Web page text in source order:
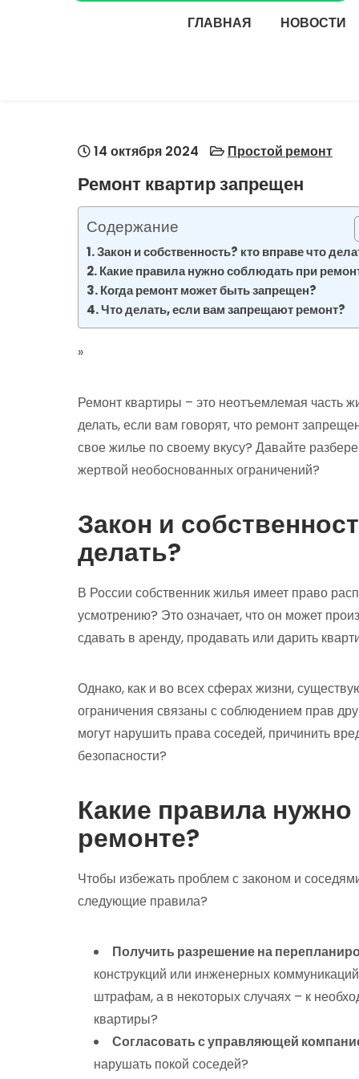
ГЛАВНАЯ НОВОСТИ
14 октября 2024 Простой ремонт
Ремонт квартир запрещен
Содержание
Закон и собственность? кто вправе что
Какие правила нужно соблюдать при
Когда ремонт может быть запрещен?
Что делать, если вам запрещают ремонт?
»
Ремонт квартиры – это неотъемлемая часть
делать, если вам говорят, что ремонт
свое жилье по своему вкусу? Давайте
жертвой необоснованных ограничений?
Закон и
делать?
В России собственник жилья имеет право
усмотрению? Это означает, что он может
сдавать в аренду, продавать или дарить
Однако, как и во всех сферах жизни,
ограничения связаны с соблюдением прав
могут нарушить права соседей, причинить
безопасности?
Какие правила
ремонте?
Чтобы избежать проблем с законом и
следующие правила?
Получить разрешение на
конструкций или инженерных
штрафам, а в некоторых случаях – к
квартиры?
Согласовать с управляющей
нарушать покой соседей?